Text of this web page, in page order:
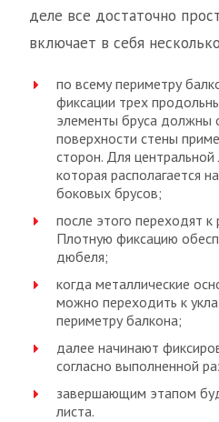
деле все достаточно
включает в себя
по всему периметру
фиксации трех
элементы бруса должны
поверхности стены
сторон. Для центральной
которая располагается
боковых брусов;
после этого переходят
Плотную фиксацию
дюбеля;
когда металлические
можно переходить к
периметру балкона;
далее начинают
согласно выполненной
завершающим этапом
листа.